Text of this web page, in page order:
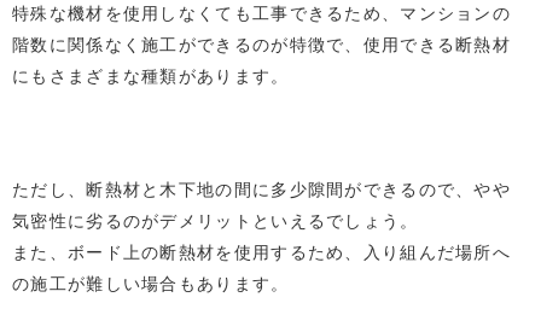
特殊な機材を使用しなくても工事できるため、マンションの
階数に関係なく施工ができるのが特徴で、使用できる断熱材
にもさまざまな種類があります。
ただし、断熱材と木下地の間に多少隙間ができるので、やや
気密性に劣るのがデメリットといえるでしょう。
また、ボード上の断熱材を使用するため、入り組んだ場所へ
の施工が難しい場合もあります。